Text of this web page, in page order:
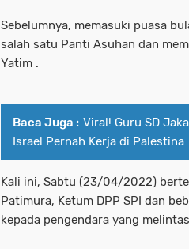
Sebelumnya, memasuki puasa
salah satu Panti Asuhan dan
Yatim .
Baca Juga : Viral! Guru SD
Israel Pernah Kerja di Palestina
Kali ini, Sabtu (23/04/2022)
Patimura, Ketum DPP SPI dan
kepada pengendara yang